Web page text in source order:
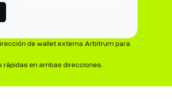
de wallet externa Arbitrum para
rápidas en ambas direcciones.